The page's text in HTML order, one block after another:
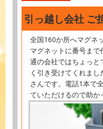
引っ越し会社 ご
全国160か所へマグネ
マグネットに番号ま
通の会社ではちょっ
く引き受けてくれま
さんです。電話1本で
ていただけるので助か